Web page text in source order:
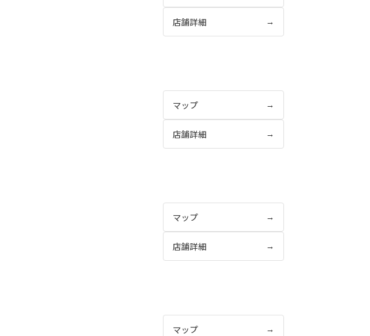
店舗詳細 →
マップ →
店舗詳細 →
マップ →
店舗詳細 →
マップ →